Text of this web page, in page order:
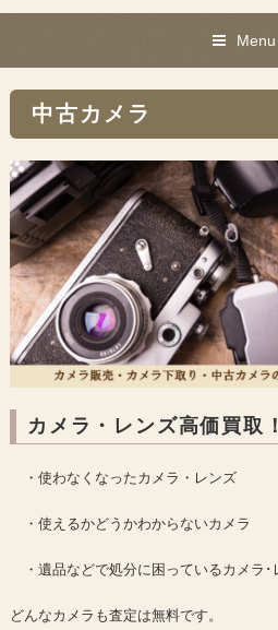
Menu
中古カメラ
カメラ・レンズ高価買取！
・使わなくなったカメラ・レンズ
・使えるかどうかわからないカメラ
・遺品などで処分に困っているカメラ･
どんなカメラも査定は無料です。